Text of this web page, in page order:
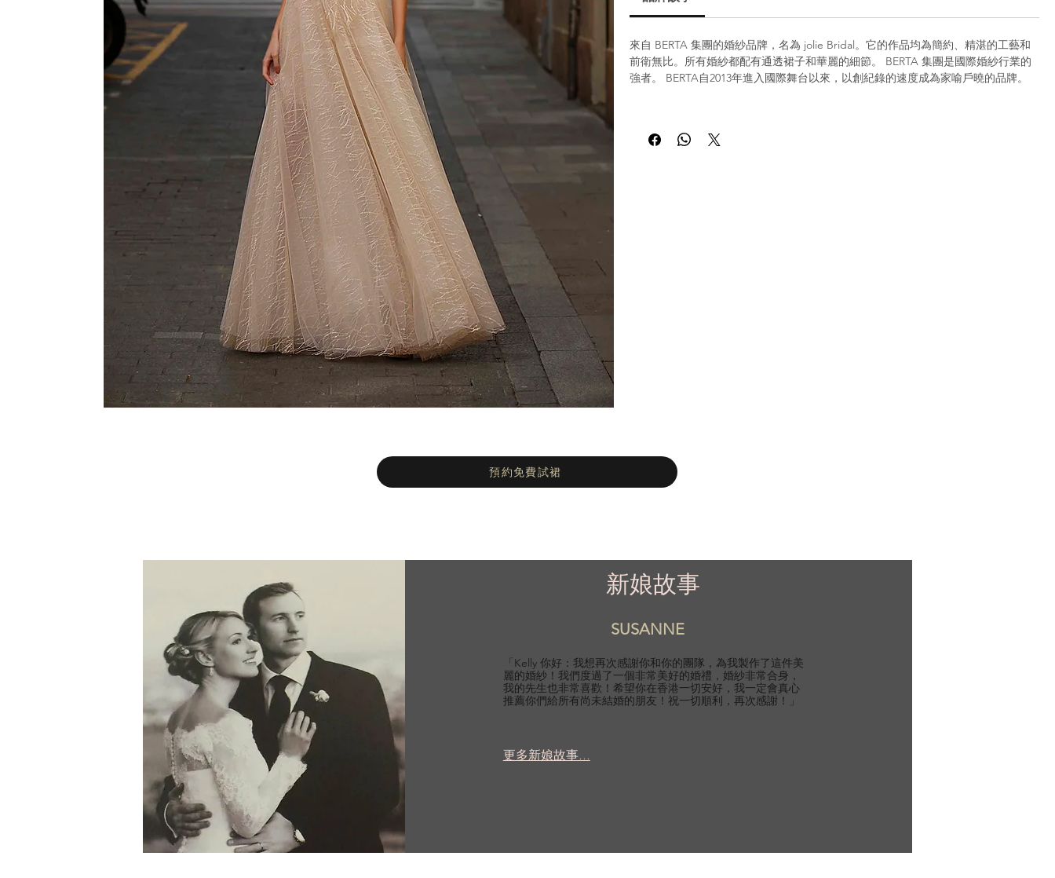
來自 BERTA 集團的婚紗品牌，名為 jolie Bridal。它的作品均為簡約、精湛的工藝和
前衛無比。所有婚紗都配有通透裙子和華麗的細節。 BERTA 集團是國際婚紗行業的
強者。 BERTA自2013年進入國際舞台以來，以創紀錄的速度成為家喻戶曉的品牌。
預約免費試裙
新娘故事
SUSANNE
「Kelly 你好：我想再次感謝你和你的團隊，為我製作了這件美
麗的婚紗！我們度過了一個非常美好的婚禮，婚紗非常合身，
我的先生也非常喜歡！希望你在香港一切安好，我一定會真心
推薦你們給所有尚未結婚的朋友！祝一切順利，再次感謝！」
更多新娘故事...